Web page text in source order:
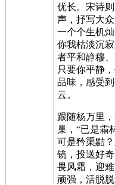
优长。宋诗
声，抒写大
一个个生机
你我枯淡沉
者平和静穆
只要你平静
品味，感受
云。
跟随杨万里
巢，“已是霜
可是矜渠黠
镜，投送好
畏风霜，迎
顽强，活脱